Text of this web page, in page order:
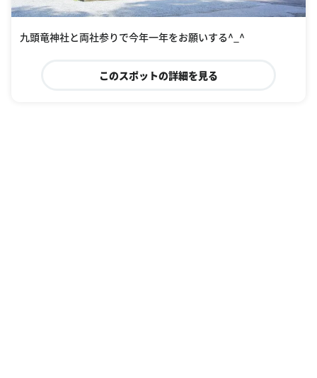
九頭竜神社と両社参りで今年一年をお願いする^_^
このスポットの詳細を見る